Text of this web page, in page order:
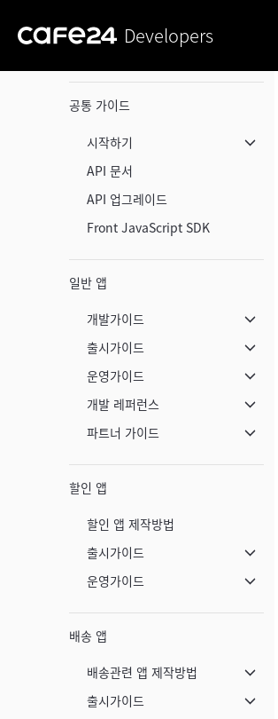
Developers
공통 가이드
시작하기
API 문서
API 업그레이드
Front JavaScript SDK
일반 앱
개발가이드
출시가이드
운영가이드
개발 레퍼런스
파트너 가이드
할인 앱
할인 앱 제작방법
출시가이드
운영가이드
배송 앱
배송관련 앱 제작방법
출시가이드